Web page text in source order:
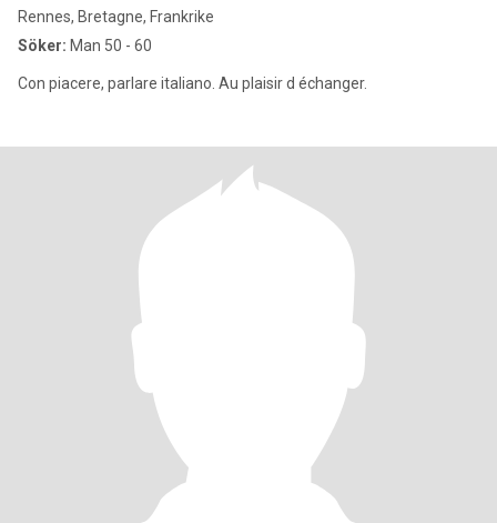
Rennes, Bretagne, Frankrike
Söker: Man 50 - 60
Con piacere, parlare italiano. Au plaisir d échanger.